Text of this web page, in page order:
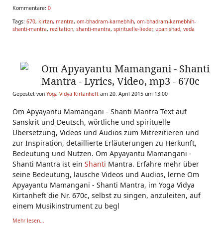
Kommentare: 0
Tags: 670, kirtan, mantra, om-bhadram-karnebhih, om-bhadram-karnebhih-
shanti-mantra, rezitation, shanti-mantra, spirituelle-lieder, upanishad, veda
Om Apyayantu Mamangani - Shanti
Mantra - Lyrics, Video, mp3 - 670c
Gepostet von Yoga Vidya Kirtanheft am 20. April 2015 um 13:00
Om Apyayantu Mamangani - Shanti Mantra Text auf
Sanskrit und Deutsch, wörtliche und spirituelle
Übersetzung, Videos und Audios zum Mitrezitieren und
zur Inspiration, detaillierte Erläuterungen zu Herkunft,
Bedeutung und Nutzen. Om Apyayantu Mamangani -
Shanti Mantra ist ein Shanti Mantra. Erfahre mehr über
seine Bedeutung, lausche Videos und Audios, lerne Om
Apyayantu Mamangani - Shanti Mantra, im Yoga Vidya
Kirtanheft die Nr. 670c, selbst zu singen, anzuleiten, auf
einem Musikinstrument zu begl
Mehr lesen...